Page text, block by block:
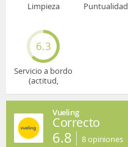
Limpieza Puntualidad
6.3
Servicio a bordo
(actitud,
Vueling
Correcto
6.8 8opiniones